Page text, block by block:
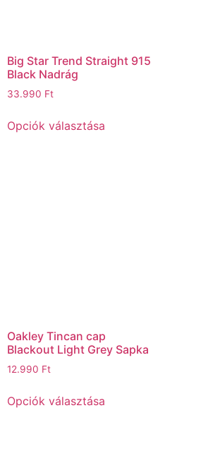
Big Star Trend Straight 915
Black Nadrág
33.990 Ft
Opciók választása
Oakley Tincan cap
Blackout Light Grey Sapka
12.990 Ft
Opciók választása